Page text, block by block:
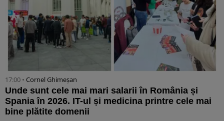
17:00 • Cornel Ghimeșan
Unde sunt cele mai mari salarii în România și
Spania în 2026. IT-ul și medicina printre cele mai
bine plătite domenii